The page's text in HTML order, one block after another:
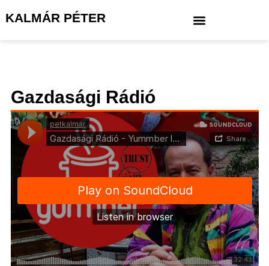
KALMÁR PÉTER
Gazdasági Rádió